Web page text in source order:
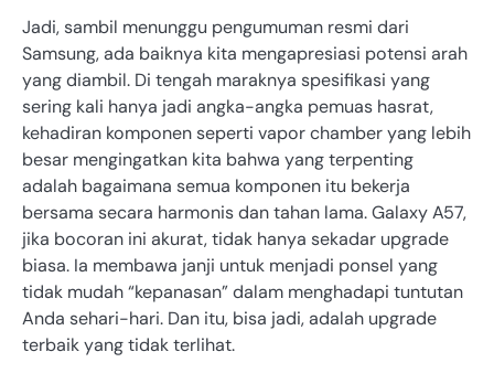
Jadi, sambil menunggu pengumuman resmi dari
Samsung, ada baiknya kita mengapresiasi potensi arah
yang diambil. Di tengah maraknya spesifikasi yang
sering kali hanya jadi angka-angka pemuas hasrat,
kehadiran komponen seperti vapor chamber yang lebih
besar mengingatkan kita bahwa yang terpenting
adalah bagaimana semua komponen itu bekerja
bersama secara harmonis dan tahan lama. Galaxy A57,
jika bocoran ini akurat, tidak hanya sekadar upgrade
biasa. Ia membawa janji untuk menjadi ponsel yang
tidak mudah “kepanasan” dalam menghadapi tuntutan
Anda sehari-hari. Dan itu, bisa jadi, adalah upgrade
terbaik yang tidak terlihat.